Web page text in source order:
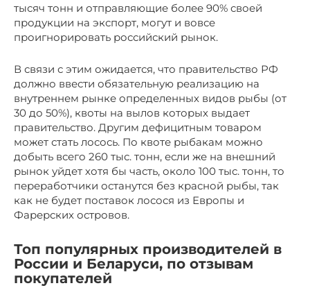
тысяч тонн и отправляющие более 90% своей
продукции на экспорт, могут и вовсе
проигнорировать российский рынок.
В связи с этим ожидается, что правительство РФ
должно ввести обязательную реализацию на
внутреннем рынке определенных видов рыбы (от
30 до 50%), квоты на вылов которых выдает
правительство. Другим дефицитным товаром
может стать лосось. По квоте рыбакам можно
добыть всего 260 тыс. тонн, если же на внешний
рынок уйдет хотя бы часть, около 100 тыс. тонн, то
переработчики останутся без красной рыбы, так
как не будет поставок лосося из Европы и
Фарерских островов.
Топ популярных производителей в
России и Беларуси, по отзывам
покупателей